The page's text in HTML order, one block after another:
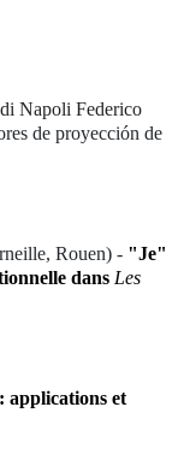
Napoli Federico
de proyección de
Rouen) - "Je"
dans Les
applications et